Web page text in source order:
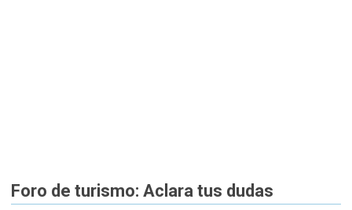
Foro de turismo: Aclara tus dudas